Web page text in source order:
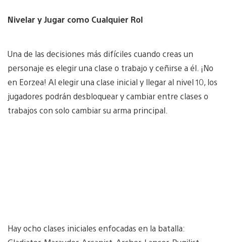
Nivelar y Jugar como Cualquier Rol
Una de las decisiones más difíciles cuando creas un
personaje es elegir una clase o trabajo y ceñirse a él. ¡No
en Eorzea! Al elegir una clase inicial y llegar al nivel 10, los
jugadores podrán desbloquear y cambiar entre clases o
trabajos con solo cambiar su arma principal.
Hay ocho clases iniciales enfocadas en la batalla: